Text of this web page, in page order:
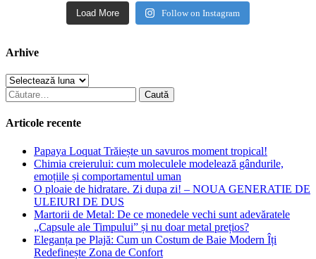
Load More Follow on Instagram
Arhive
Arhive
Caută
după:
Articole recente
Papaya Loquat Trăiește un savuros moment tropical!
Chimia creierului: cum moleculele modelează gândurile,
emoțiile și comportamentul uman
O ploaie de hidratare. Zi dupa zi! – NOUA GENERATIE DE
ULEIURI DE DUS
Martorii de Metal: De ce monedele vechi sunt adevăratele
„Capsule ale Timpului” și nu doar metal prețios?
Eleganța pe Plajă: Cum un Costum de Baie Modern Îți
Redefinește Zona de Confort